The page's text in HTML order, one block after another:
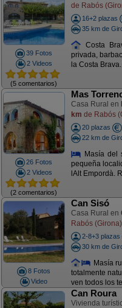
39 Fotos
2 Videos
(5 comentarios)
de Rabós
16+2 plazas
35 km de
Costa
privada,
la Costa
26 Fotos
2 Videos
(2 comentarios)
Mas
Casa Rural en
km de Rabós
20 plazas
22 km de
Masía del
pequeña
lAlt Empordà.
8 Fotos
Video
Can Sisó
Casa Rural en
Rabós (Girona)
2-8+3 plazas
30 km de
Masía
totalmente
ven todos los
Can Roura
Vivienda